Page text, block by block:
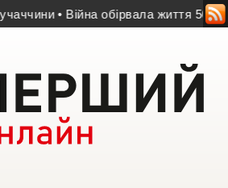
• Війна обірвала життя 50-річного